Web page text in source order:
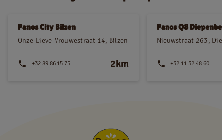
Panos City Bilzen
Onze-Lieve-Vrouwestraat 14, Bilzen
+32 89 86 15 75 2km
Panos Q8
Nieuwstraat 263,
+32 11 32 48 60